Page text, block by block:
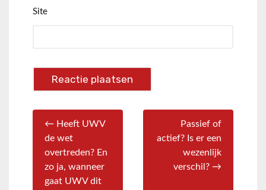
Site
← Heeft UWV
de wet
overtreden? En
zo ja, wanneer
gaat UWV dit
Passief of
actief? Is er een
wezenlijk
verschil? →